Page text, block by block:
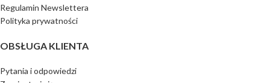
Regulamin Newslettera
Polityka prywatności
OBSŁUGA KLIENTA
Pytania i odpowiedzi